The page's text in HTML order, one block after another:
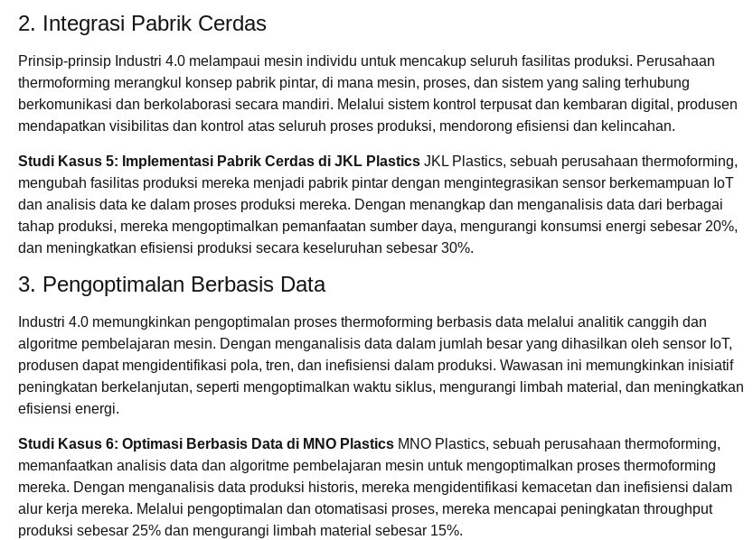
2. Integrasi Pabrik Cerdas
Prinsip-prinsip Industri 4.0 melampaui mesin individu untuk mencakup seluruh fasilitas produksi. Perusahaan
thermoforming merangkul konsep pabrik pintar, di mana mesin, proses, dan sistem yang saling terhubung
berkomunikasi dan berkolaborasi secara mandiri. Melalui sistem kontrol terpusat dan kembaran digital, produsen
mendapatkan visibilitas dan kontrol atas seluruh proses produksi, mendorong efisiensi dan kelincahan.
Studi Kasus 5: Implementasi Pabrik Cerdas di JKL Plastics JKL Plastics, sebuah perusahaan thermoforming,
mengubah fasilitas produksi mereka menjadi pabrik pintar dengan mengintegrasikan sensor berkemampuan IoT
dan analisis data ke dalam proses produksi mereka. Dengan menangkap dan menganalisis data dari berbagai
tahap produksi, mereka mengoptimalkan pemanfaatan sumber daya, mengurangi konsumsi energi sebesar 20%,
dan meningkatkan efisiensi produksi secara keseluruhan sebesar 30%.
3. Pengoptimalan Berbasis Data
Industri 4.0 memungkinkan pengoptimalan proses thermoforming berbasis data melalui analitik canggih dan
algoritme pembelajaran mesin. Dengan menganalisis data dalam jumlah besar yang dihasilkan oleh sensor IoT,
produsen dapat mengidentifikasi pola, tren, dan inefisiensi dalam produksi. Wawasan ini memungkinkan inisiatif
peningkatan berkelanjutan, seperti mengoptimalkan waktu siklus, mengurangi limbah material, dan meningkatkan
efisiensi energi.
Studi Kasus 6: Optimasi Berbasis Data di MNO Plastics MNO Plastics, sebuah perusahaan thermoforming,
memanfaatkan analisis data dan algoritme pembelajaran mesin untuk mengoptimalkan proses thermoforming
mereka. Dengan menganalisis data produksi historis, mereka mengidentifikasi kemacetan dan inefisiensi dalam
alur kerja mereka. Melalui pengoptimalan dan otomatisasi proses, mereka mencapai peningkatan throughput
produksi sebesar 25% dan mengurangi limbah material sebesar 15%.